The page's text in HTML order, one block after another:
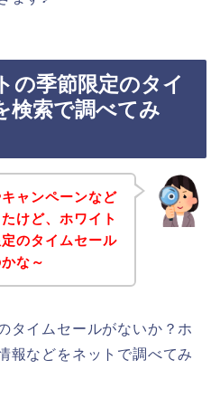
の季節限定のタイ
検索で調べてみ
ャンペーンなど
けど、ホワイト
のタイムセール
な～
タイムセールがないか？ホ
報などをネットで調べてみ